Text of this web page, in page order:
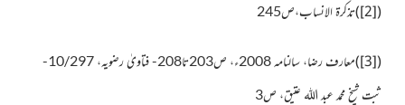
(
[2]
)تذکرۃ الانساب،ص245
(
[3]
)
معارف رضا، سالنامہ 2008ء، ص203تا208- فتاویٰ رضویہ، 10/297-
ثبت شیخ محمد عبد اللہ عتیق، ص3